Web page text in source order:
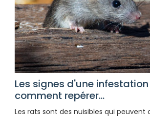
Les signes d'une
comment repérer...
Les rats sont des nuisibles qui peuvent